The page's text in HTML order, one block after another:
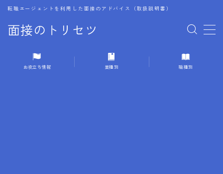
面接のトリセツ
転職エージェントを利用した面接のアドバイス（取扱説明書）
MENU
1.成功する面接戦略
お役立ち情報 業種別 職種別